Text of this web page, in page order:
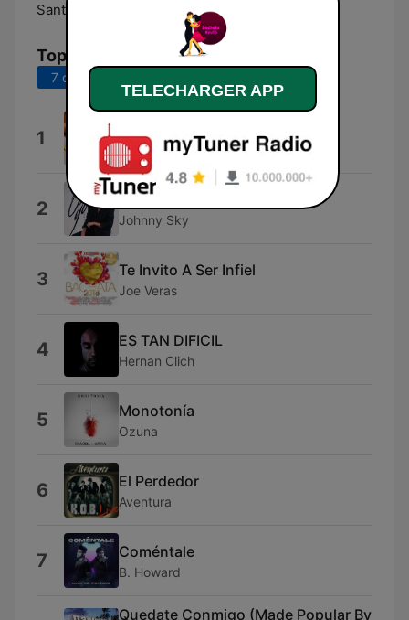
Santiago de los Caballeros: Online
Top titres
7 derniers jours
1 Alejandro
2 Only You
Johnny Sky
3 Te Invito A Ser Infiel
Joe Veras
4 ES TAN DIFICIL
Hernan Clich
5 Monotonía
Ozuna
6 El Perdedor
Aventura
7 Coméntale
B. Howard
Quedate Conmigo (Made Popular By
TELECHARGER APP